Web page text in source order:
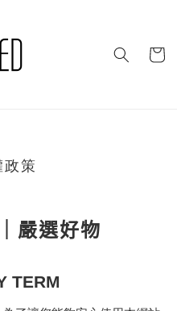
政策
嚴選好物
TERM